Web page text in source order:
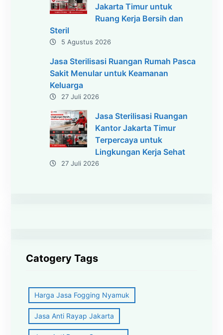
Jakarta Timur untuk
Ruang Kerja Bersih dan
Steril
5 Agustus 2026
Jasa Sterilisasi Ruangan Rumah Pasca
Sakit Menular untuk Keamanan
Keluarga
27 Juli 2026
Jasa Sterilisasi Ruangan
Kantor Jakarta Timur
Terpercaya untuk
Lingkungan Kerja Sehat
27 Juli 2026
Catogery Tags
Harga Jasa Fogging Nyamuk
Jasa Anti Rayap Jakarta